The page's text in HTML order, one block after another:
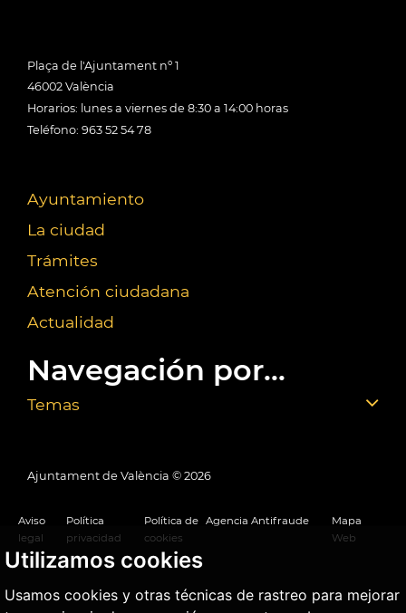
Utilizamos cookies
Usamos cookies y otras técnicas de rastreo para mejorar
Plaça de l'Ajuntament nº 1
46002 València
Horarios: lunes a viernes de 8:30 a 14:00 horas
Teléfono: 963 52 54 78
Ayuntamiento
La ciudad
Trámites
Atención ciudadana
Actualidad
Navegación por...
Temas
Ajuntament de València © 2026
Aviso
legal
Política
privacidad
Política de
cookies
Agencia Antifraude
Mapa
Web